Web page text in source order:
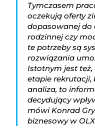
Tymczasem
oczekują oferty
dopasowanej do
rodzinnej czy
te potrzeby są
rozwiązania
Istotnym jest
etapie rekrutacji,
analiza, to
decydujący
mówi Konrad
biznesowy w OLX